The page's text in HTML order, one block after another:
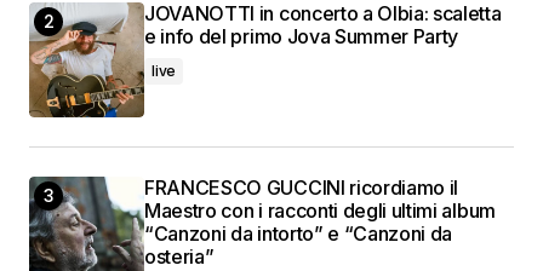
JOVANOTTI in concerto a Olbia: scaletta
e info del primo Jova Summer Party
live
FRANCESCO GUCCINI ricordiamo il
Maestro con i racconti degli ultimi album
“Canzoni da intorto” e “Canzoni da
osteria”